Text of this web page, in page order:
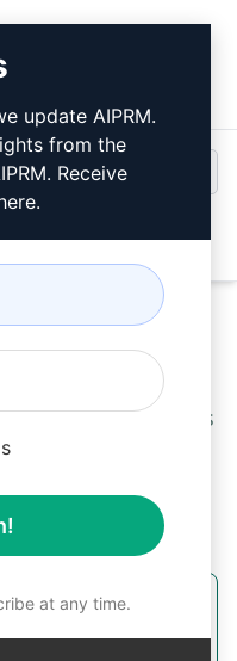
en ChatGPT gratis
AIPRM.
con
a la acción
update AIPRM.
from the
Receive
at any time.